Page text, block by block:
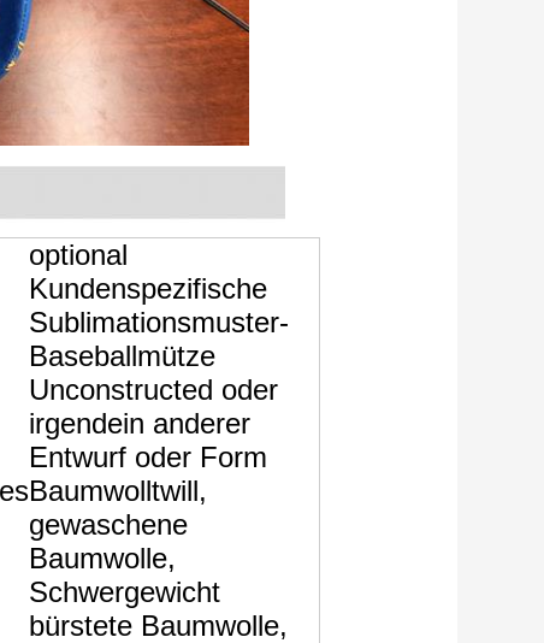
optional
Kundenspezifische
Sublimationsmuster-
Baseballmütze
Unconstructed oder
irgendein anderer
Entwurf oder Form
Baumwolltwill,
gewaschene
Baumwolle,
Schwergewicht
bürstete Baumwolle,